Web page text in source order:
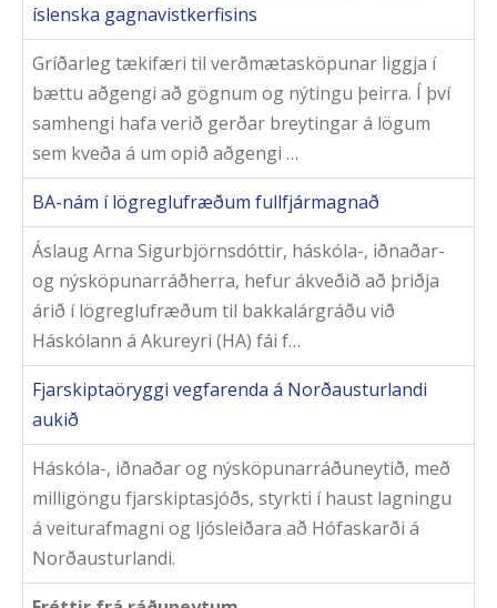
íslenska gagnavistkerfisins
Gríðarleg tækifæri til verðmætasköpunar liggja í
bættu aðgengi að gögnum og nýtingu þeirra. Í því
samhengi hafa verið gerðar breytingar á lögum
sem kveða á um opið aðgengi …
BA-nám í lögreglufræðum fullfjármagnað​
Áslaug Arna Sigurbjörnsdóttir, háskóla-, iðnaðar-
og nýsköpunarráðherra, hefur ákveðið að þriðja
árið í lögreglufræðum til bakkalárgráðu við
Háskólann á Akureyri (HA) fái f…
Fjarskiptaöryggi vegfarenda á Norðausturlandi
aukið
Háskóla-, iðnaðar og nýsköpunarráðuneytið, með
milligöngu fjarskiptasjóðs, styrkti í haust lagningu
á veiturafmagni og ljósleiðara að Hófaskarði á
Norðausturlandi.